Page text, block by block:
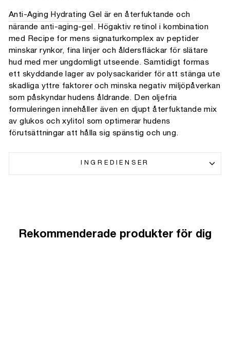
Anti-Aging Hydrating Gel är en återfuktande och
närande anti-aging-gel. Högaktiv retinol i kombination
med Recipe for mens signaturkomplex av peptider
minskar rynkor, fina linjer och åldersfläckar för slätare
hud med mer ungdomligt utseende. Samtidigt formas
ett skyddande lager av polysackarider för att stänga ute
skadliga yttre faktorer och minska negativ miljöpåverkan
som påskyndar hudens åldrande. Den oljefria
formuleringen innehåller även en djupt återfuktande mix
av glukos och xylitol som optimerar hudens
förutsättningar att hålla sig spänstig och ung.
INGREDIENSER
Rekommenderade produkter för dig